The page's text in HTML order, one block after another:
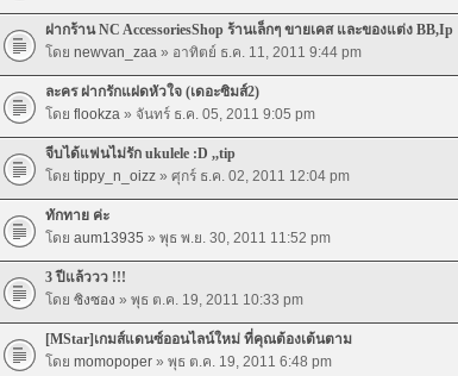
ฝากร้าน NC AccessoriesShop ร้านเล็กๆ ขายเคส และของแต่ง BB,Ip
โดย newvan_zaa » อาทิตย์ ธ.ค. 11, 2011 9:44 pm
ละคร ฝากรักแฝดหัวใจ (เดอะซิมส์2)
โดย flookza » จันทร์ ธ.ค. 05, 2011 9:05 pm
จีบได้แฟนไม่รัก ukulele :D ,,tip
โดย tippy_n_oizz » ศุกร์ ธ.ค. 02, 2011 12:04 pm
ทักทาย ค่ะ
โดย aum13935 » พุธ พ.ย. 30, 2011 11:52 pm
3 ปีแล้ววว !!!
โดย ซิงซอง » พุธ ต.ค. 19, 2011 10:33 pm
[MStar]เกมส์แดนซ์ออนไลน์ใหม่ ที่คุณต้องเต้นตาม
โดย momopoper » พุธ ต.ค. 19, 2011 6:48 pm